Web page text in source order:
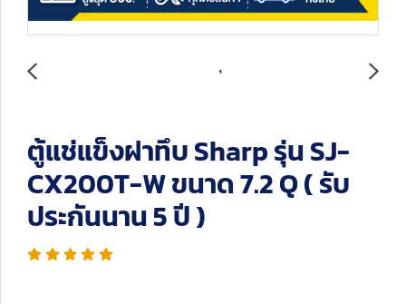
ตู้แช่แข็งฝาทึบ Sharp รุ่น SJ-
CX200T-W ขนาด 7.2 Q ( รับ
ประกันนาน 5 ปี )